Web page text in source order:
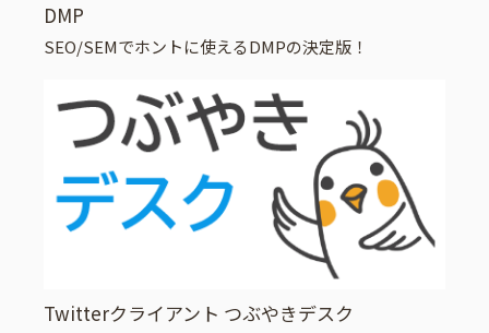
DMP
SEO/SEMでホントに使えるDMPの決定版！
Twitterクライアント つぶやきデスク